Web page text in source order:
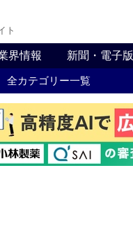
ト
界情報 新聞・電子版
全カテゴリー一覧